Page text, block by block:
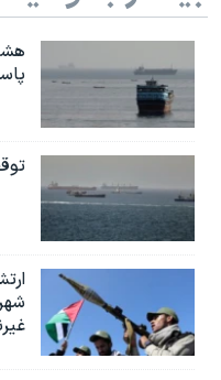
توقف ۲۴ نفتکش